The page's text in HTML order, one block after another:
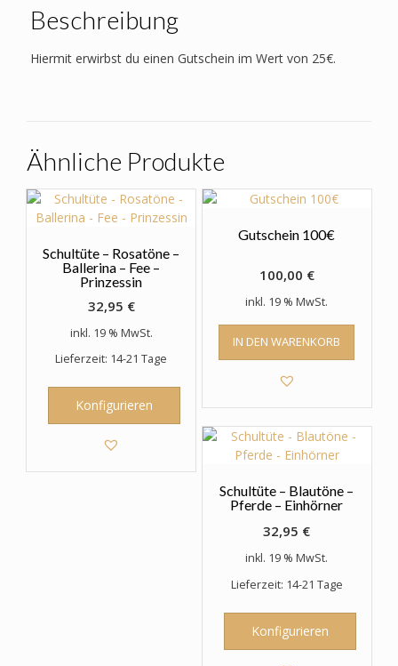
Beschreibung
Hiermit erwirbst du einen Gutschein im Wert von 25€.
Ähnliche Produkte
Schultüte – Rosatöne –
Ballerina – Fee –
Prinzessin
32,95 €
inkl. 19 % MwSt.
Lieferzeit: 14-21 Tage
Konfigurieren
Gutschein 100€
100,00 €
inkl. 19 % MwSt.
IN DEN WARENKORB
Schultüte – Blautöne –
Pferde – Einhörner
32,95 €
inkl. 19 % MwSt.
Lieferzeit: 14-21 Tage
Konfigurieren